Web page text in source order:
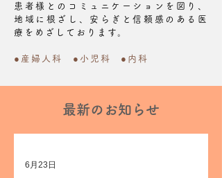
患者様とのコミュニケーションを図り、
地域に根ざし、安らぎと信頼感のある医
療をめざしております。
●産婦人科 ●小児科 ●内科
​最新のお知らせ
6月23日